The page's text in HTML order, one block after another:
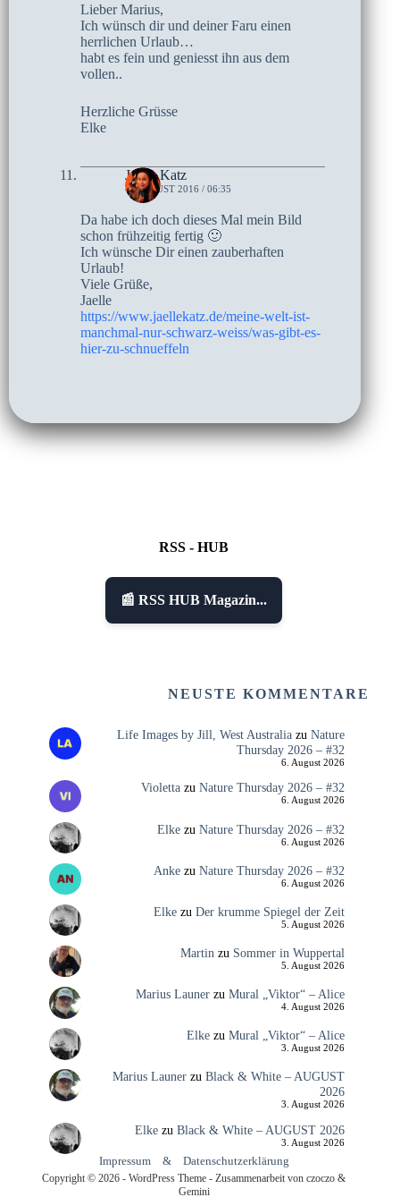
Lieber Marius,
Ich wünsch dir und deiner Faru einen
herrlichen Urlaub…
habt es fein und geniesst ihn aus dem
vollen..
Herzliche Grüsse
Elke
Jaelle Katz
4. AUGUST 2016 / 06:35
Da habe ich doch dieses Mal mein Bild
schon frühzeitig fertig 🙂
Ich wünsche Dir einen zauberhaften
Urlaub!
Viele Grüße,
Jaelle
https://www.jaellekatz.de/meine-welt-ist-
manchmal-nur-schwarz-weiss/was-gibt-es-
hier-zu-schnueffeln
RSS - HUB
📰 RSS HUB Magazin...
NEUSTE KOMMENTARE
Life Images by Jill, West Australiazu Nature
Thursday 2026 – #32
6. August 2026
Violettazu Nature Thursday 2026 – #32
6. August 2026
Elkezu Nature Thursday 2026 – #32
6. August 2026
Ankezu Nature Thursday 2026 – #32
6. August 2026
Elkezu Der krumme Spiegel der Zeit
5. August 2026
Martin zu Sommer in Wuppertal
5. August 2026
Marius Launerzu Mural „Viktor“ – Alice
4. August 2026
Elkezu Mural „Viktor“ – Alice
3. August 2026
Marius Launerzu Black & White – AUGUST
2026
3. August 2026
Elkezu Black & White – AUGUST 2026
3. August 2026
Impressum & Datenschutzerklärung
Copyright © 2026 - WordPress Theme - Zusammenarbeit von czoczo &
Gemini